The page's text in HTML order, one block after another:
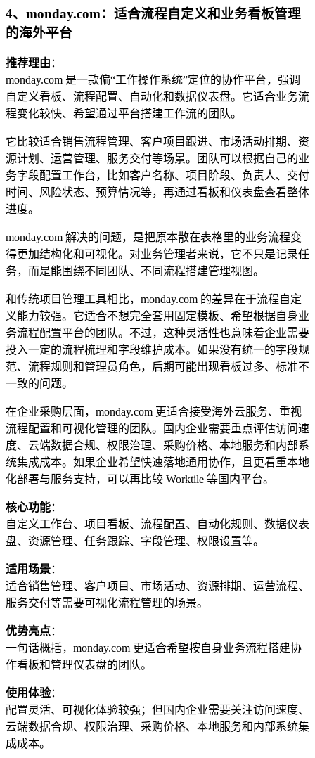
4、monday.com：适合流程自定义和业务看板管理
的海外平台
推荐理由 ：
monday.com 是一款偏“工作操作系统”定位的协作平台，强调
自定义看板、流程配置、自动化和数据仪表盘。它适合业务流
程变化较快、希望通过平台搭建工作流的团队。
它比较适合销售流程管理、客户项目跟进、市场活动排期、资
源计划、运营管理、服务交付等场景。团队可以根据自己的业
务字段配置工作台，比如客户名称、项目阶段、负责人、交付
时间、风险状态、预算情况等，再通过看板和仪表盘查看整体
进度。
monday.com 解决的问题，是把原本散在表格里的业务流程变
得更加结构化和可视化。对业务管理者来说，它不只是记录任
务，而是能围绕不同团队、不同流程搭建管理视图。
和传统项目管理工具相比，monday.com 的差异在于流程自定
义能力较强。它适合不想完全套用固定模板、希望根据自身业
务流程配置平台的团队。不过，这种灵活性也意味着企业需要
投入一定的流程梳理和字段维护成本。如果没有统一的字段规
范、流程规则和管理员角色，后期可能出现看板过多、标准不
一致的问题。
在企业采购层面，monday.com 更适合接受海外云服务、重视
流程配置和可视化管理的团队。国内企业需要重点评估访问速
度、云端数据合规、权限治理、采购价格、本地服务和内部系
统集成成本。如果企业希望快速落地通用协作，且更看重本地
化部署与服务支持，可以再比较 Worktile 等国内平台。
核心功能：
自定义工作台、项目看板、流程配置、自动化规则、数据仪表
盘、资源管理、任务跟踪、字段管理、权限设置等。
适用场景：
适合销售管理、客户项目、市场活动、资源排期、运营流程、
服务交付等需要可视化流程管理的场景。
优势亮点：
一句话概括，monday.com 更适合希望按自身业务流程搭建协
作看板和管理仪表盘的团队。
使用体验：
配置灵活、可视化体验较强；但国内企业需要关注访问速度、
云端数据合规、权限治理、采购价格、本地服务和内部系统集
成成本。